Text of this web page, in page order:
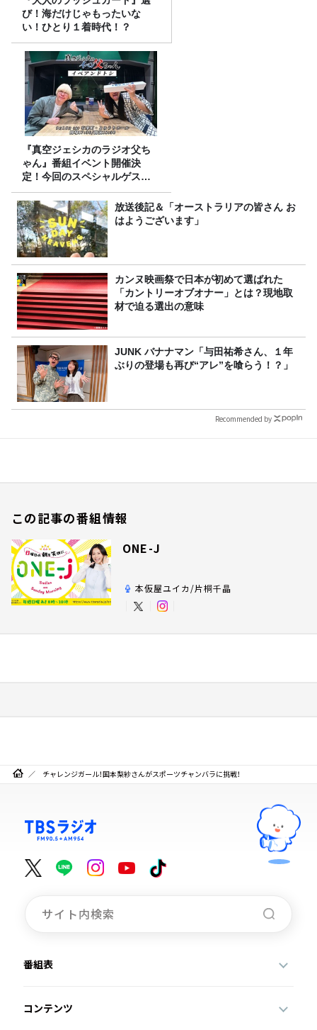
び！海だけじゃもったいな
い！ひとり１着時代！？
『真空ジェシカのラジオ父ち
ゃん』番組イベント開催決
定！今回のスペシャルゲスト
は、タカアンドトシ！
放送後記＆「オーストラリアの皆さん お
はようございます」
カンヌ映画祭で日本が初めて選ばれた
「カントリーオブオナー」とは？現地取
材で迫る選出の意味
JUNK バナナマン「与田祐希さん、１年
ぶりの登場も再び“アレ”を喰らう！？」
Recommended by
この記事の番組情報
ONE-J
本仮屋ユイカ/片桐千晶
チャレンジガール！国本梨紗さんがスポーツチャンバラに挑戦！
番組表
コンテンツ